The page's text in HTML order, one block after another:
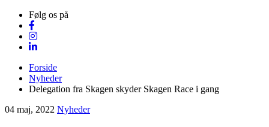
Følg os på
Forside
Nyheder
Delegation fra Skagen skyder Skagen Race i gang
04 maj, 2022 Nyheder